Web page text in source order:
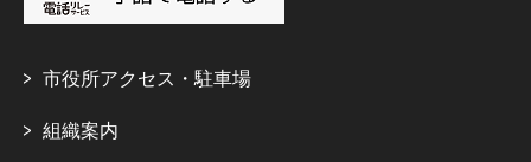
市役所アクセス・駐車場
組織案内